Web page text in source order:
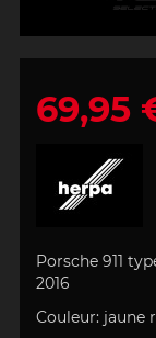
69,95
Porsche 911
2016
Couleur: jaune